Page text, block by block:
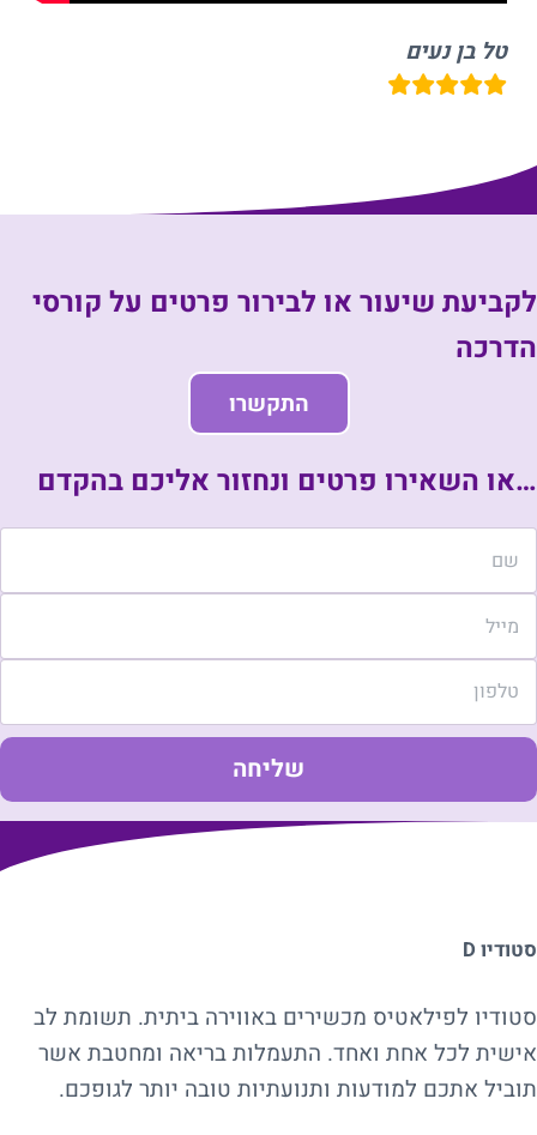
טל בן נעים
לקביעת שיעור או לבירור פרטים על קורסי
הדרכה
התקשרו
…או השאירו פרטים ונחזור אליכם בהקדם
סטודיו D
סטודיו לפילאטיס מכשירים באווירה ביתית. תשומת לב
אישית לכל אחת ואחד. התעמלות בריאה ומחטבת אשר
תוביל אתכם למודעות ותנועתיות טובה יותר לגופכם.